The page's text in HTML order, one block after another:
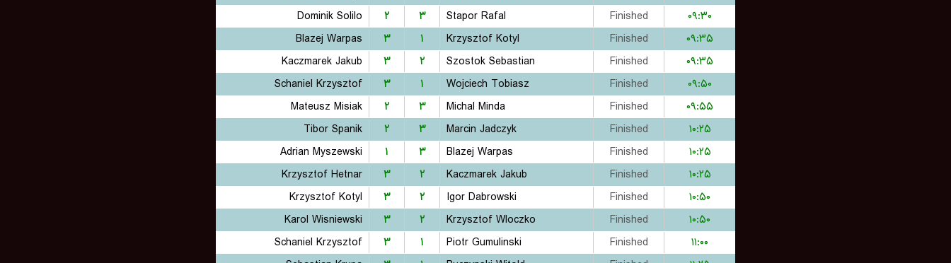
Dominik Solilo
۲ ۳ Stapor Rafal Finished
۰۹:۳۰
Blazej Warpas
۳ ۱ Krzysztof Kotyl Finished
۰۹:۳۵
Kaczmarek Jakub
۳ ۲ Szostok Sebastian Finished
۰۹:۳۵
Schaniel Krzysztof
۳ ۱ Wojciech Tobiasz Finished
۰۹:۵۰
Mateusz Misiak
۲ ۳ Michal Minda Finished
۰۹:۵۵
Tibor Spanik
۲ ۳ Marcin Jadczyk Finished
۱۰:۲۵
Adrian Myszewski
۱ ۳ Blazej Warpas Finished
۱۰:۲۵
Krzysztof Hetnar
۳ ۲ Kaczmarek Jakub Finished
۱۰:۲۵
Krzysztof Kotyl
۳ ۲ Igor Dabrowski Finished
۱۰:۵۰
Karol Wisniewski
۳ ۲ Krzysztof Wloczko Finished
۱۰:۵۰
Schaniel Krzysztof
۳ ۱ Piotr Gumulinski Finished
۱۱:۰۰